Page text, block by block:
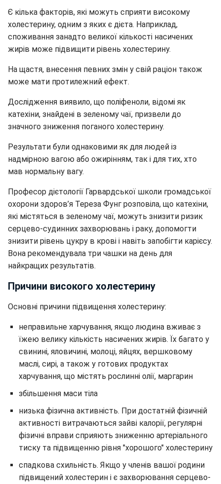
Є кілька факторів, які можуть сприяти високому
холестерину, одним з яких є дієта. Наприклад,
споживання занадто великої кількості насичених
жирів може підвищити рівень холестерину.
На щастя, внесення певних змін у свій раціон також
може мати протилежний ефект.
Дослідження виявило, що поліфеноли, відомі як
катехіни, знайдені в зеленому чаї, призвели до
значного зниження поганого холестерину.
Результати були однаковими як для людей із
надмірною вагою або ожирінням, так і для тих, хто
мав нормальну вагу.
Професор дієтології Гарвардської школи громадської
охорони здоров’я Тереза ​​Фунг розповіла, що катехіни,
які містяться в зеленому чаї, можуть знизити ризик
серцево-судинних захворювань і раку, допомогти
знизити рівень цукру в крові і навіть запобігти карієсу.
Вона рекомендувала три чашки на день для
найкращих результатів.
Причини високого холестерину
Основні причини підвищення холестерину:
неправильне харчування, якщо людина вживає з
їжею велику кількість насичених жирів. Їх багато у
свинині, яловичині, молоці, яйцях, вершковому
маслі, сирі, а також у готових продуктах
харчування, що містять рослинні олії, маргарин
збільшення маси тіла
низька фізична активність. При достатній фізичній
активності витрачаються зайві калорії, регулярні
фізичні вправи сприяють зниженню артеріального
тиску та підвищенню рівня "хорошого" холестерину
спадкова схильність. Якщо у членів вашої родини
підвищений холестерин і є захворювання серцево-